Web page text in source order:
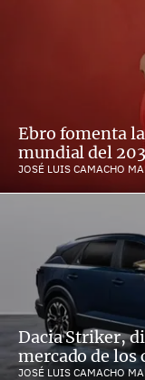
Ebro fomenta
mundial del
JOSÉ LUIS CAMACHO
Dacia Striker,
mercado de los
JOSÉ LUIS CAMACHO